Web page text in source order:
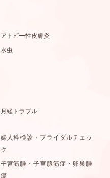
アトピー性皮膚炎
水虫
月経トラブル
婦人科検診・ブライダルチェッ
ク
子宮筋腫・子宮腺筋症・卵巣腫
瘍